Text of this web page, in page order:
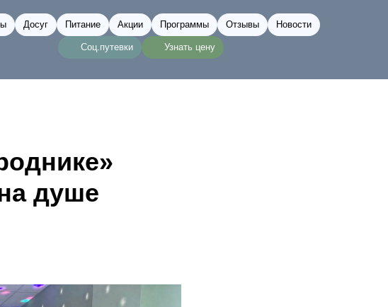
Досуг Питание Акции Программы Отзывы Новости
Соц.путевки Узнать цену
душе